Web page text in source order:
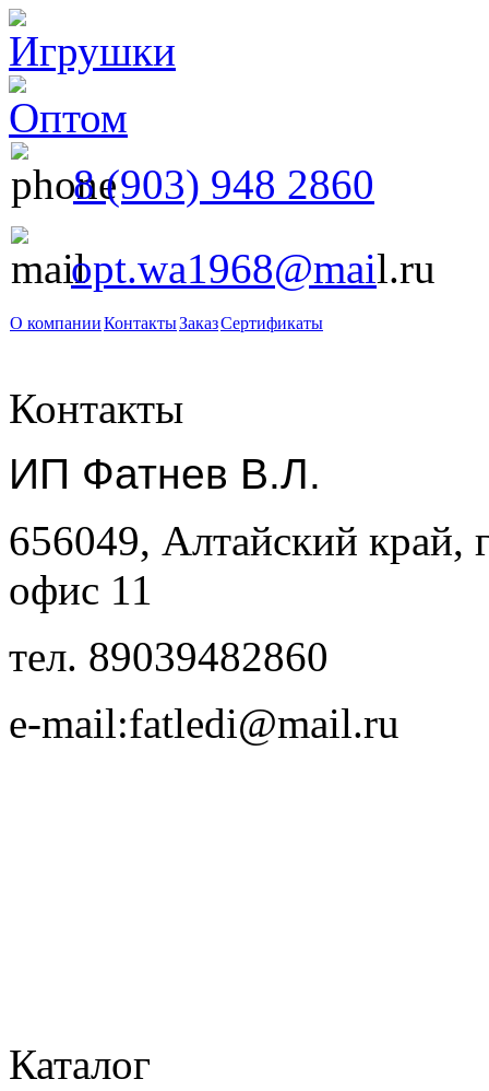
8 (903) 948 2860
opt.wa1968@mail.ru
О компанииКонтактыЗаказСертификаты
Контакты
ИП Фатнев В.Л.
656049, Алтайский край,
офис 11
тел. 89039482860
e-mail:fatledi@mail.ru
Каталог